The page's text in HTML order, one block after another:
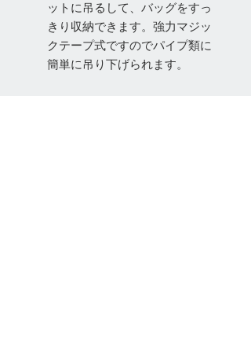
ットに吊るして、バッグをすっ
きり収納できます。強力マジッ
クテープ式ですのでパイプ類に
簡単に吊り下げられます。